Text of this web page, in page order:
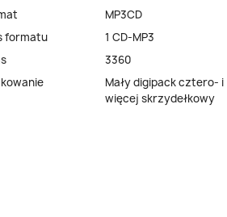
MP3CD
formatu
1 CD-MP3
3360
Mały digipack cztero- i
więcej skrzydełkowy